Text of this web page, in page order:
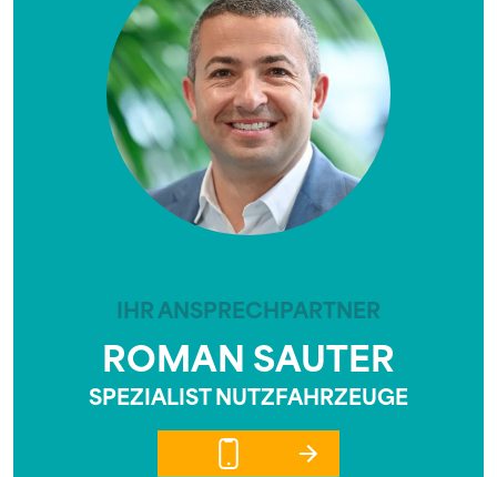
IHR ANSPRECHPARTNER
ROMAN SAUTER
SPEZIALIST NUTZFAHRZEUGE